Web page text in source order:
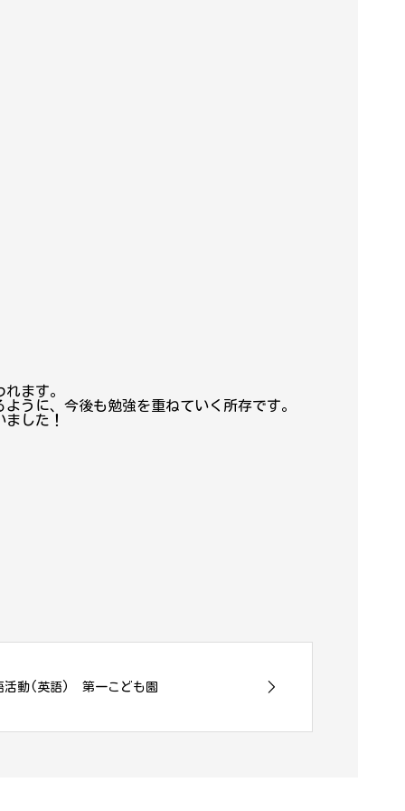
ます。
うに、今後も勉強を重ねていく所存です。
した！
活動(英語) 第一こども園